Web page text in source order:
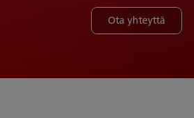
Ota yhteyttä